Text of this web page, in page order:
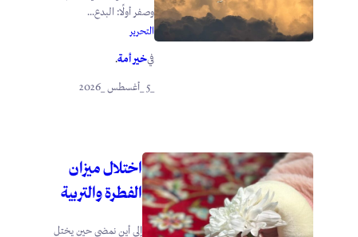
وصفر أولًا: البدع...
التحرير
فيخير أمة.
_5 _أغسطس _2026
اختلال ميزان
الفطرة والتربية
إلى أين نمضي حين يختل